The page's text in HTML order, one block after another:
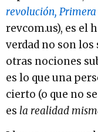
revolución,
revcom.us), es el
verdad no son
otras nociones
es lo que una
cierto (o que no
es la realidad